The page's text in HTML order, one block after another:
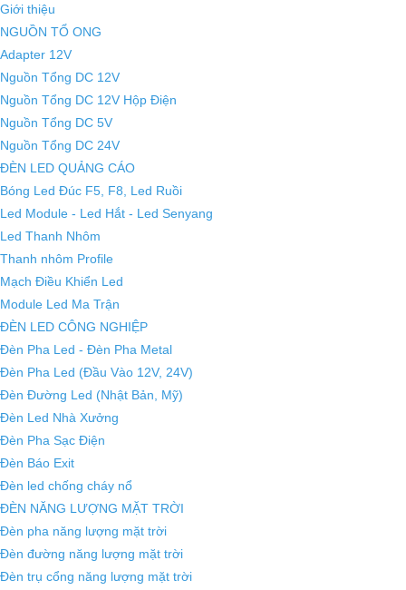
Giới thiệu
NGUỒN TỔ ONG
Adapter 12V
Nguồn Tổng DC 12V
Nguồn Tổng DC 12V Hộp Điện
Nguồn Tổng DC 5V
Nguồn Tổng DC 24V
ĐÈN LED QUẢNG CÁO
Bóng Led Đúc F5, F8, Led Ruồi
Led Module - Led Hắt - Led Senyang
Led Thanh Nhôm
Thanh nhôm Profile
Mạch Điều Khiển Led
Module Led Ma Trận
ĐÈN LED CÔNG NGHIỆP
Đèn Pha Led - Đèn Pha Metal
Đèn Pha Led (Đầu Vào 12V, 24V)
Đèn Đường Led (Nhật Bản, Mỹ)
Đèn Led Nhà Xưởng
Đèn Pha Sạc Điện
Đèn Báo Exit
Đèn led chống cháy nổ
ĐÈN NĂNG LƯỢNG MẶT TRỜI
Đèn pha năng lượng mặt trời
Đèn đường năng lượng mặt trời
Đèn trụ cổng năng lượng mặt trời